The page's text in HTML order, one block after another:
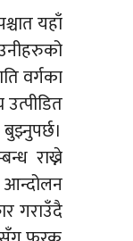
यहाँ
वर्गका
राख्ने
आन्दोलन
गराउँदै